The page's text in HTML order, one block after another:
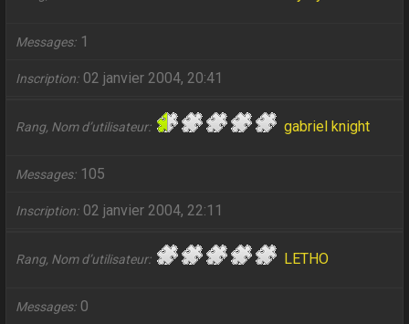
Messages 1
Inscription 02 janvier 2004, 20:41
Rang, Nom d’utilisateur gabriel knight
Messages 105
Inscription 02 janvier 2004, 22:11
Rang, Nom d’utilisateur LETHO
Messages 0